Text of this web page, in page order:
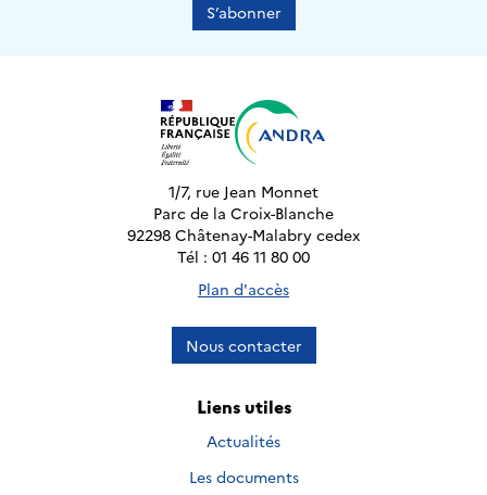
S’abonner
1/7, rue Jean Monnet
Parc de la Croix-Blanche
92298 Châtenay-Malabry cedex
Tél : 01 46 11 80 00
Plan d'accès
Nous contacter
Liens utiles
Actualités
Les documents